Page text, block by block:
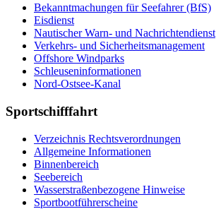
Bekanntmachungen für Seefahrer (BfS)
Eisdienst
Nautischer Warn- und Nachrichtendienst
Verkehrs- und Sicherheitsmanagement
Offshore Windparks
Schleuseninformationen
Nord-Ostsee-Kanal
Sportschifffahrt
Verzeichnis Rechtsverordnungen
Allgemeine Informationen
Binnenbereich
Seebereich
Wasserstraßenbezogene Hinweise
Sportbootführerscheine